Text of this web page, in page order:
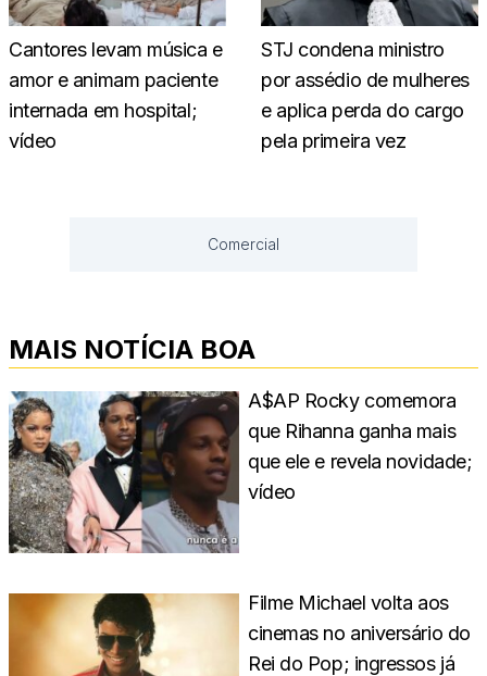
Cantores levam música e
amor e animam paciente
internada em hospital;
vídeo
STJ condena ministro
por assédio de mulheres
e aplica perda do cargo
pela primeira vez
Comercial
MAIS NOTÍCIA BOA
A$AP Rocky comemora
que Rihanna ganha mais
que ele e revela novidade;
vídeo
Filme Michael volta aos
cinemas no aniversário do
Rei do Pop; ingressos já